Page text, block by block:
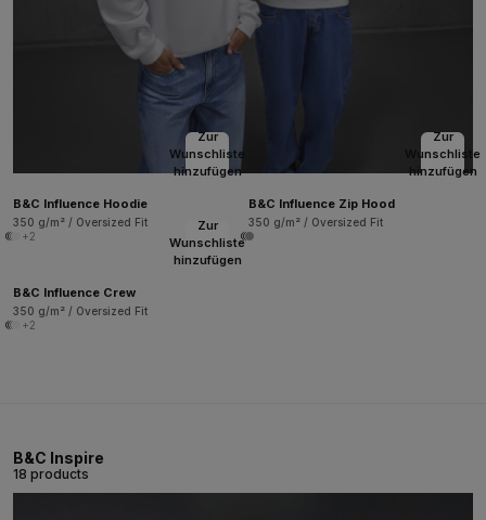
Zur
Wunschliste
hinzufügen
B&C Influence Hoodie
350 g/m² / Oversized Fit
+2
Zur
Wunschliste
hinzufügen
B&C Influence Zip Hood
350 g/m² / Oversized Fit
Zur
Wunschliste
hinzufügen
B&C Influence Crew
350 g/m² / Oversized Fit
+2
B&C Inspire
18 products